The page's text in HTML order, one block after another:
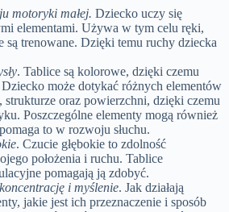
motoryki małej. Dziecko uczy się
elementami. Używa w tym celu ręki,
są trenowane. Dzięki temu ruchy dziecka
. Tablice są kolorowe, dzięki czemu
może dotykać różnych elementów
strukturze oraz powierzchni, dzięki czemu
Poszczególne elementy mogą również
to w rozwoju słuchu.
. Czucie głębokie to zdolność
położenia i ruchu. Tablice
pomagają ją zdobyć.
i myślenie. Jak działają
jakie jest ich przeznaczenie i sposób